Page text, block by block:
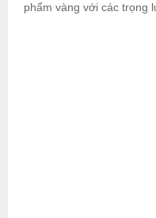
phẩm vàng với các trọng